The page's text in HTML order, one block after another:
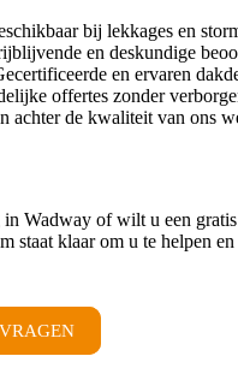
bij lekkages en
en deskundige
en ervaren
offertes zonder
achter de kwaliteit van ons
Wadway of wilt u een
staat klaar om u te helpen